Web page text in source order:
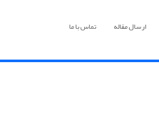
ارسال مقاله تماس با ما